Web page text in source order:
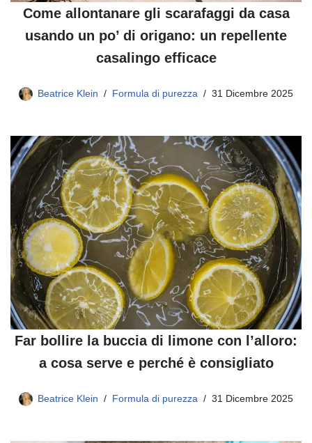
Come allontanare gli scarafaggi da casa
usando un po’ di origano: un repellente
casalingo efficace
Beatrice Klein Formula di purezza 31 Dicembre 2025
Far bollire la buccia di limone con l’alloro:
a cosa serve e perché è consigliato
Beatrice Klein Formula di purezza 31 Dicembre 2025